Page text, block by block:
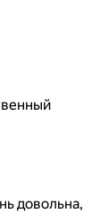
довольна,